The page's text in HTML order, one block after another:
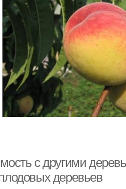
с другими
деревьев